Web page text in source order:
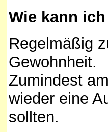
Wie kann
Regelmäßig
Gewohnheit.
Zumindest
wieder eine
sollten.